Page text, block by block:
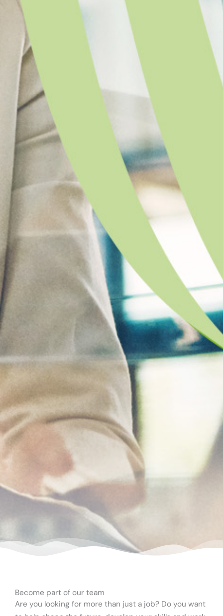
Become part of our team
Are you looking for more than just a job? Do you want